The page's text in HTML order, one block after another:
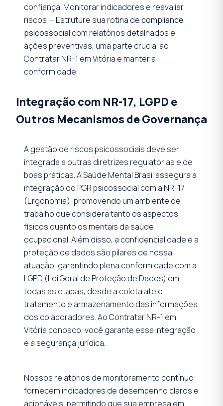
confiança. Monitorar indicadores e reavaliar
riscos — Estruture sua rotina decompliance
psicossocial com relatórios detalhados e
ações preventivas, uma parte crucial ao
Contratar NR-1 em Vitória e manter a
conformidade.
Integração com NR-17, LGPD e
Outros Mecanismos de Governança
A gestão de riscos psicossociais deve ser
integrada a outras diretrizes regulatórias e de
boas práticas. A Saúde Mental Brasil assegura a
integração do PGR psicossocial com a NR-17
(Ergonomia), promovendo um ambiente de
trabalho que considera tanto os aspectos
físicos quanto os mentais da saúde
ocupacional. Além disso, a confidencialidade e a
proteção de dados são pilares de nossa
atuação, garantindo plena conformidade com a
LGPD (Lei Geral de Proteção de Dados) em
todas as etapas, desde a coleta até o
tratamento e armazenamento das informações
dos colaboradores. Ao Contratar NR-1 em
Vitória conosco, você garante essa integração
e a segurança jurídica.
Nossos relatórios de monitoramento contínuo
fornecem indicadores de desempenho claros e
acionáveis, permitindo que sua empresa em